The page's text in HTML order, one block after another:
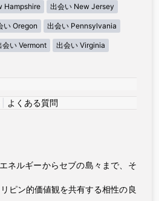
Hampshire 出会い New Jersey
い Oregon 出会い Pennsylvania
会い Vermont 出会い Virginia
よくある質問
ネルギーからセブの島々まで、そ
ピン的価値観を共有する相性の良